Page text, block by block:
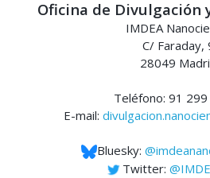
Oficina de Divulgación
IMDEA
C/ Faraday,
28049
Teléfono: 91
E-mail:
Bluesky:
Twitter: